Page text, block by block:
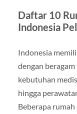
Daftar 10
Indonesia
Indonesia
dengan
kebutuhan
hingga
Beberapa